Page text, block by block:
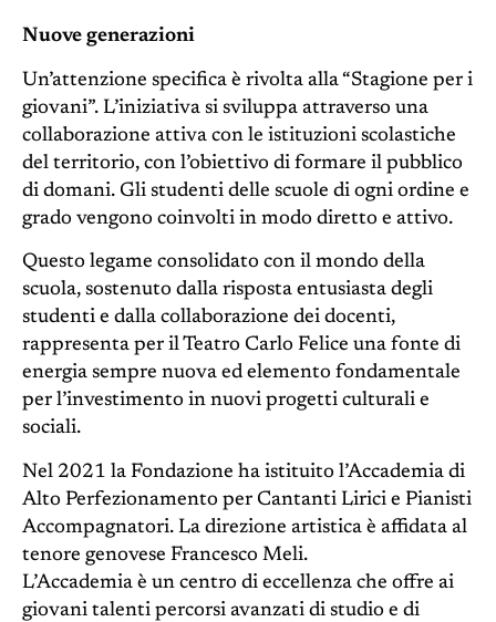
Nuove generazioni
Un’attenzione specifica è rivolta alla “Stagione per i
giovani”. L’iniziativa si sviluppa attraverso una
collaborazione attiva con le istituzioni scolastiche
del territorio, con l’obiettivo di formare il pubblico
di domani. Gli studenti delle scuole di ogni ordine e
grado vengono coinvolti in modo diretto e attivo.
Questo legame consolidato con il mondo della
scuola, sostenuto dalla risposta entusiasta degli
studenti e dalla collaborazione dei docenti,
rappresenta per il Teatro Carlo Felice una fonte di
energia sempre nuova ed elemento fondamentale
per l’investimento in nuovi progetti culturali e
sociali.
Nel 2021 la Fondazione ha istituito l’Accademia di
Alto Perfezionamento per Cantanti Lirici e Pianisti
Accompagnatori. La direzione artistica è affidata al
tenore genovese Francesco Meli.
L’Accademia è un centro di eccellenza che offre ai
giovani talenti percorsi avanzati di studio e di